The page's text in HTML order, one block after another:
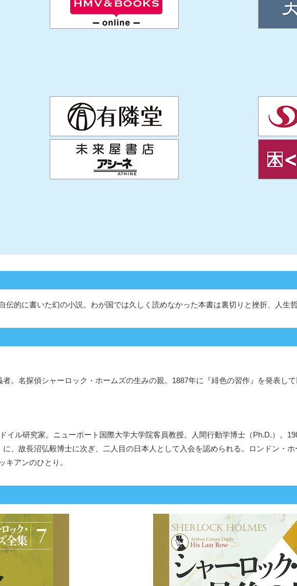
的に書いた幻の小説。わが国では久しく読めなかった本書は裏切りと挫折、人生
。名探偵シャーロック・ホームズの生みの親。1887年に『緋色の習作』を発表し
イル研究家。ニューポート国際大学大学院客員教授。人間行動学博士（Ph.D.）。
、故長沼弘毅博士に次ぎ、二人目の日本人として入会を認められる。ロンドン・
キアンのひとり。